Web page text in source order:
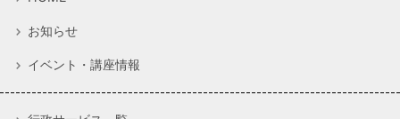
お知らせ
イベント・講座情報